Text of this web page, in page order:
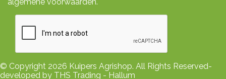
© Copyright 2026 Kuipers Agrishop. All Rights Reserved-
developed by THS Trading - Hallum